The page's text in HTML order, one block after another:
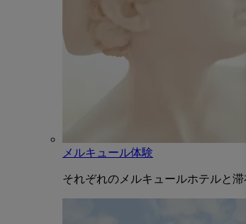
メルキュール体験
それぞれのメルキュールホテルと